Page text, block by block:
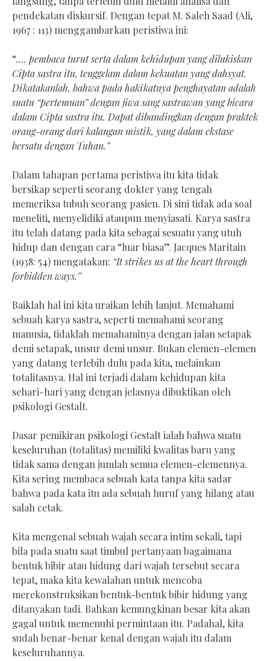
pendekatan diskursif. Dengan tepat M. Saleh Saad (Ali,
1967 : 113) menggambarkan peristiwa ini:
“…. pembaca turut serta dalam kehidupan yang dilukiskan
Cipta sastra itu, tenggelam dalam kekuatan yang dahsyat.
Dikatakanlah, bahwa pada hakikatnya penghayatan adalah
suatu “pertemuan” dengan jiwa sang sastrawan yang bicara
dalam Cipta sastra itu. Dapat dibandingkan dengan praktek
orang-orang dari kalangan mistik, yang dalam ekstase
bersatu dengan Tuhan.”
Dalam tahapan pertama peristiwa itu kita tidak
bersikap seperti seorang dokter yang tengah
memeriksa tubuh seorang pasien. Di sini tidak ada soal
meneliti, menyelidiki ataupun menyiasati. Karya sastra
itu telah datang pada kita sebagai sesuatu yang utuh
hidup dan dengan cara “luar biasa”. Jacques Maritain
(1938: 54) mengatakan: “It strikes us at the heart through
forbidden ways.”
Baiklah hal ini kita uraikan lebih lanjut. Memahami
sebuah karya sastra, seperti memahami seorang
manusia, tidaklah memahaminya dengan jalan setapak
demi setapak, unsur demi unsur. Bukan elemen-elemen
yang datang terlebih dulu pada kita, melainkan
totalitasnya. Hal ini terjadi dalam kehidupan kita
sehari-hari yang dengan jelasnya dibuktikan oleh
psikologi Gestalt.
Dasar pemikiran psikologi Gestalt ialah bahwa suatu
keseluruhan (totalitas) memiliki kwalitas baru yang
tidak sama dengan jumlah semua elemen-elemennya.
Kita sering membaca sebuah kata tanpa kita sadar
bahwa pada kata itu ada sebuah huruf yang hilang atau
salah cetak.
Kita mengenal sebuah wajah secara intim sekali, tapi
bila pada suatu saat timbul pertanyaan bagaimana
bentuk bibir atau hidung dari wajah tersebut secara
tepat, maka kita kewalahan untuk mencoba
merekonstruksikan bentuk-bentuk bibir hidung yang
ditanyakan tadi. Bahkan kemungkinan besar kita akan
gagal untuk memenuhi permintaan itu. Padahal, kita
sudah benar-benar kenal dengan wajah itu dalam
keseluruhannya.